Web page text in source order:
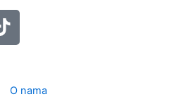
T
i
oO nama